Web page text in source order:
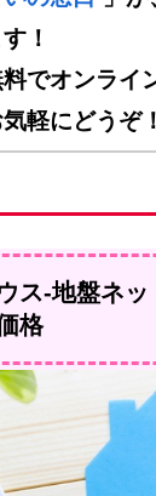
！
でオンライ
軽にどうぞ！
ス-地盤ネ
格